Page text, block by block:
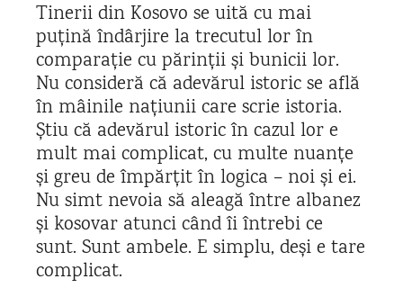
Tinerii din Kosovo se uită cu mai
puțină îndârjire la trecutul lor în
comparație cu părinții și bunicii lor.
Nu consideră că adevărul istoric se află
în mâinile națiunii care scrie istoria.
Știu că adevărul istoric în cazul lor e
mult mai complicat, cu multe nuanțe
și greu de împărțit în logica – noi și ei.
Nu simt nevoia să aleagă între albanez
și kosovar atunci când îi întrebi ce
sunt. Sunt ambele. E simplu, deși e tare
complicat.